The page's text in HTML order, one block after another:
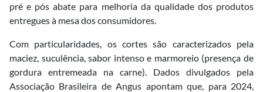
pré e pós abate para melhoria da qualidade dos produtos
entregues à mesa dos consumidores.
Com particularidades, os cortes são caracterizados pela
maciez, suculência, sabor intenso e marmoreio (presença de
gordura entremeada na carne). Dados divulgados pela
Associação Brasileira de Angus apontam que, para 2024,